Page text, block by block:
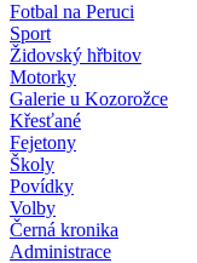
Fotbal na Peruci
Sport
Židovský hřbitov
Motorky
Galerie u Kozorožce
Křesťané
Fejetony
Školy
Povídky
Volby
Černá kronika
Administrace